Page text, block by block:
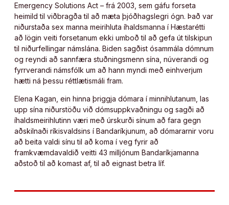
Emergency Solutions Act – frá 2003, sem gáfu forseta
heimild til viðbragða til að mæta þjóðhagslegri ógn. Það var
niðurstaða sex manna meirihluta íhaldsmanna í Hæstarétti
að lögin veiti forsetanum ekki umboð til að gefa út tilskipun
til niðurfellingar námslána. Biden sagðist ósammála dómnum
og reyndi að sannfæra stuðningsmenn sína, núverandi og
fyrrverandi námsfólk um að hann myndi með einhverjum
hætti ná þessu réttlætismáli fram.
Elena Kagan, ein hinna þriggja dómara í minnihlutanum, las
upp sína niðurstöðu við dómsuppkvaðningu og sagði að
íhaldsmeirihlutinn væri með úrskurði sínum að fara gegn
aðskilnaði ríkisvaldsins í Bandaríkjunum, að dómararnir voru
að beita valdi sínu til að koma í veg fyrir að
framkvæmdavaldið veitti 43 milljónum Bandaríkjamanna
aðstoð til að komast af, til að eignast betra líf.